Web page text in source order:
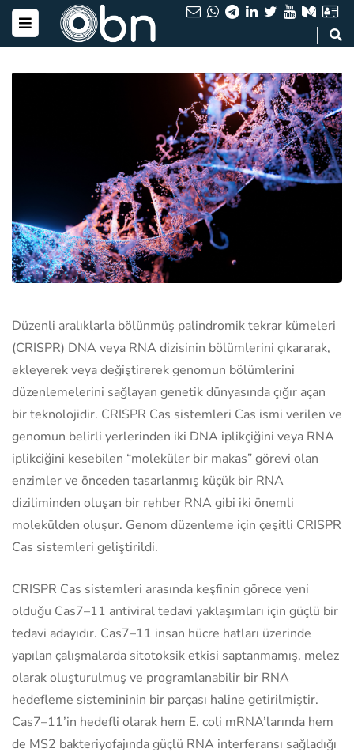
Düzenli aralıklarla bölünmüş palindromik tekrar kümeleri
(CRISPR) DNA veya RNA dizisinin bölümlerini çıkararak,
ekleyerek veya değiştirerek genomun bölümlerini
düzenlemelerini sağlayan genetik dünyasında çığır açan
bir teknolojidir. CRISPR Cas sistemleri Cas ismi verilen ve
genomun belirli yerlerinden iki DNA iplikçiğini veya RNA
iplikciğini kesebilen “moleküler bir makas” görevi olan
enzimler ve önceden tasarlanmış küçük bir RNA
diziliminden oluşan bir rehber RNA gibi iki önemli
molekülden oluşur. Genom düzenleme için çeşitli CRISPR
Cas sistemleri geliştirildi.
CRISPR Cas sistemleri arasında keşfinin görece yeni
olduğu Cas7–11 antiviral tedavi yaklaşımları için güçlü bir
tedavi adayıdır. Cas7–11 insan hücre hatları üzerinde
yapılan çalışmalarda sitotoksik etkisi saptanmamış, melez
olarak oluşturulmuş ve programlanabilir bir RNA
hedefleme sistemininin bir parçası haline getirilmiştir.
Cas7–11’in hedefli olarak hem E. coli mRNA’larında hem
de MS2 bakteriyofajında güçlü RNA interferansı sağladığı